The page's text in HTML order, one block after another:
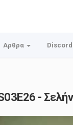
Αρθρα
-